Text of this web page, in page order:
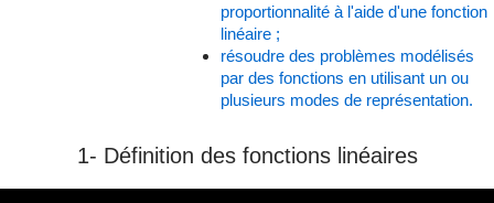
proportionnalité à l'aide d'une fonction
linéaire ;
résoudre des problèmes modélisés
par des fonctions en utilisant un ou
plusieurs modes de représentation.
1- Définition des fonctions linéaires